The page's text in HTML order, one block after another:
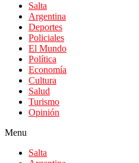
Salta
Argentina
Deportes
Policiales
El Mundo
Política
Economía
Cultura
Salud
Turismo
Opinión
Menu
Salta